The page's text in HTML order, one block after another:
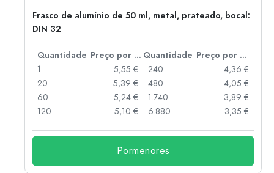
Frasco de alumínio de 50 ml, metal, prateado, bocal:
DIN 32
Quantidade Preço por peça Quantidade
Preço por peça
1
5,55 €
20
5,39 €
60
5,24 €
120
5,10 €
240
4,36 €
480
4,05 €
1.740
3,89 €
6.880
3,35 €
Pormenores